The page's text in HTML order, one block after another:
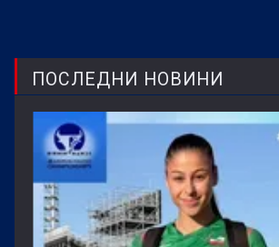
ПОСЛЕДНИ НОВИНИ